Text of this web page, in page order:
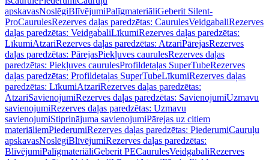
apskavasNoslēgiBlīvējumiPalīgmateriāliGeberit Silent-
ProCaurulesRezerves daļas paredzētas: CaurulesVeidgabaliRezerves
daļas paredzētas: VeidgabaliLīkumiRezerves daļas paredzētas:
LīkumiAtzariRezerves daļas paredzētas: AtzariPārejasRezerves
daļas paredzētas: PārejasPiekļuves caurulesRezerves daļas
paredzētas: Piekļuves caurulesProfildetaļas SuperTubeRezerves
daļas paredzētas: Profildetaļas SuperTubeLīkumiRezerves daļas
paredzētas: LīkumiAtzariRezerves daļas paredzētas:
AtzariSavienojumiRezerves daļas paredzētas: SavienojumiUzmavu
savienojumiRezerves daļas paredzētas: Uzmavu
savienojumiStiprinājuma savienojumiPārejas uz citiem
materiāliemPiederumiRezerves daļas paredzētas: PiederumiCauruļu
apskavasNoslēgiBlīvējumiRezerves daļas paredzētas:
BlīvējumiPalīgmateriāliGeberit PECaurulesVeidgabaliRezerves